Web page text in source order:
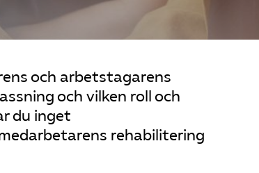
och arbetstagarens
och vilken roll och
du inget
rehabilitering